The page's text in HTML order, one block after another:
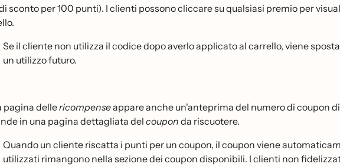
sconto per 100 punti). I clienti possono cliccare su qualsiasi premio per
Se il cliente non utilizza il codice dopo averlo applicato al carrello, viene
un utilizzo futuro.
pagina dellericompenseappare anche un'anteprima del numero di coupon
in una pagina dettagliata del coupon da riscuotere.
Quando un cliente riscatta i punti per un coupon, il coupon viene
utilizzati rimangono nella sezione dei coupon disponibili. I clienti non